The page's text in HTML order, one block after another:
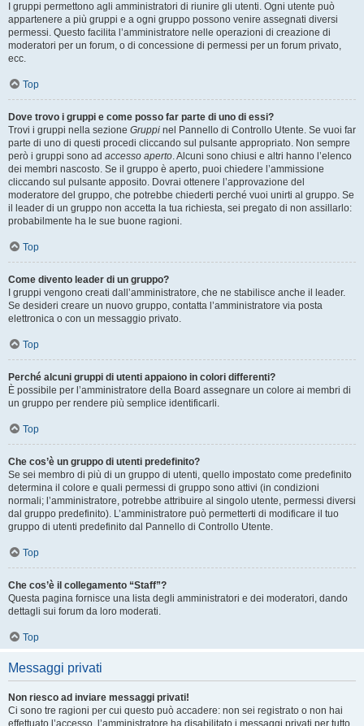
I gruppi permettono agli amministratori di riunire gli utenti. Ogni utente può
appartenere a più gruppi e a ogni gruppo possono venire assegnati diversi
permessi. Questo facilita l’amministratore nelle operazioni di creazione di
moderatori per un forum, o di concessione di permessi per un forum privato,
ecc.
Top
Dove trovo i gruppi e come posso far parte di uno di essi?
Trovi i gruppi nella sezione Gruppi nel Pannello di Controllo Utente. Se vuoi far
parte di uno di questi procedi cliccando sul pulsante appropriato. Non sempre
però i gruppi sono ad accesso aperto. Alcuni sono chiusi e altri hanno l’elenco
dei membri nascosto. Se il gruppo è aperto, puoi chiedere l’ammissione
cliccando sul pulsante apposito. Dovrai ottenere l’approvazione del
moderatore del gruppo, che potrebbe chiederti perché vuoi unirti al gruppo. Se
il leader di un gruppo non accetta la tua richiesta, sei pregato di non assillarlo:
probabilmente ha le sue buone ragioni.
Top
Come divento leader di un gruppo?
I gruppi vengono creati dall’amministratore, che ne stabilisce anche il leader.
Se desideri creare un nuovo gruppo, contatta l’amministratore via posta
elettronica o con un messaggio privato.
Top
Perché alcuni gruppi di utenti appaiono in colori differenti?
È possibile per l’amministratore della Board assegnare un colore ai membri di
un gruppo per rendere più semplice identificarli.
Top
Che cos’è un gruppo di utenti predefinito?
Se sei membro di più di un gruppo di utenti, quello impostato come predefinito
determina il colore e quali permessi di gruppo sono attivi (in condizioni
normali; l’amministratore, potrebbe attribuire al singolo utente, permessi diversi
dal gruppo predefinito). L’amministratore può permetterti di modificare il tuo
gruppo di utenti predefinito dal Pannello di Controllo Utente.
Top
Che cos’è il collegamento “Staff”?
Questa pagina fornisce una lista degli amministratori e dei moderatori, dando
dettagli sui forum da loro moderati.
Top
Messaggi privati
Non riesco ad inviare messaggi privati!
Ci sono tre ragioni per cui questo può accadere: non sei registrato o non hai
effettuato l’accesso, l’amministratore ha disabilitato i messaggi privati per tutto